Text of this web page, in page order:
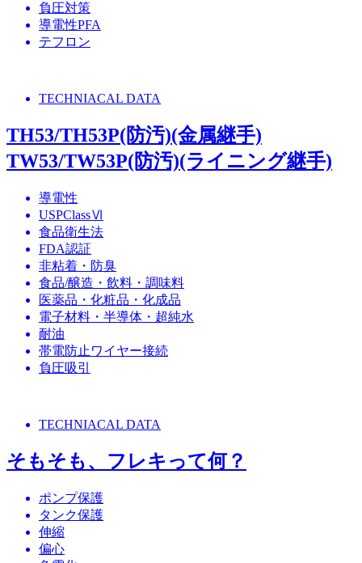
負圧対策
導電性PFA
テフロン
TECHNIACAL DATA
TH53/TH53P(防汚)(金属継手)
TW53/TW53P(防汚)(ライニング継手)
導電性
USPClassⅥ
食品衛生法
FDA認証
非粘着・防臭
食品/醸造・飲料・調味料
医薬品・化粧品・化成品
電子材料・半導体・超純水
耐油
帯電防止ワイヤー接続
負圧吸引
TECHNIACAL DATA
そもそも、フレキって何？
ポンプ保護
タンク保護
伸縮
偏心